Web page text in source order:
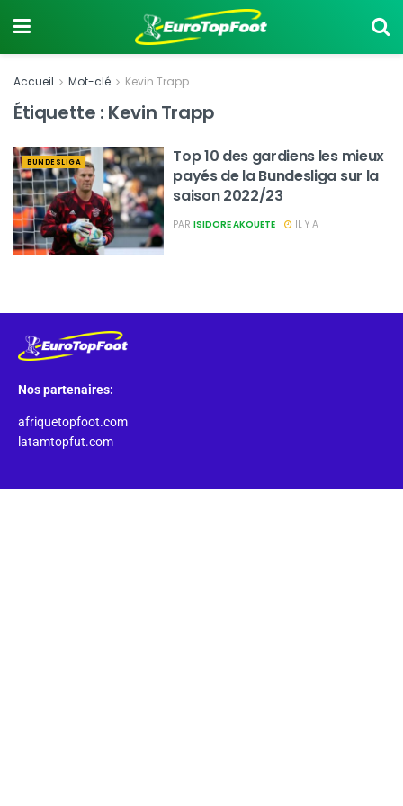
Accueil Mot-clé Kevin Trapp
Étiquette : Kevin Trapp
BUNDESLIGA
Top 10 des gardiens les mieux
payés de la Bundesliga sur la
saison 2022/23
PAR ISIDORE AKOUETE IL Y A _
Nos partenaires:
afriquetopfoot.com
latamtopfut.com